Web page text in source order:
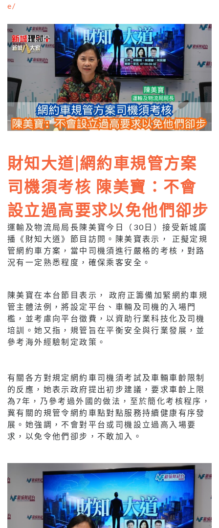
e/
財知大道|網約車規管方案
司機須考核 陳美寶：不會
設立過高要求以免他們卻步
運輸及物流局局長陳美寶今日（30日）接受新城廣
播《財知大道》節目訪問。陳美寶表示， 正擬定規
管網約車方案，當中司機須進行嚴格的考核，對路
況有一定熟悉程度，確保乘客安全。
陳美寶在本台節目表示， 政府正籌備加緊網約車規
管主體法例，將設定平台、車輛及司機的入場門
檻，並考慮向平台徵費，以資助行業科技化及司機
培訓。她又指，規管旨在平衡安全與行業發展，並
參考海外經驗制定政策。
有關各方對規定網約車司機須考試及車輛車齡限制
的反應，她表示政府提出初步建議，要求車齡上限
為7年，乃參考過外國的做法，至於簡化考核程序，
冀有關的規管令網約車點對點服務持續健康有序發
展。她強調，不會對平台或司機設立過高入場要
求，以免令他們卻步，不敢加入。